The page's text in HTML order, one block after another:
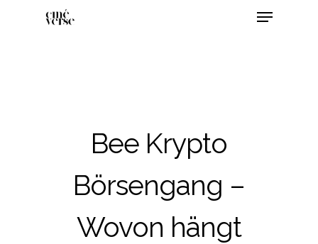
Bee Krypto
Börsengang –
Wovon hängt